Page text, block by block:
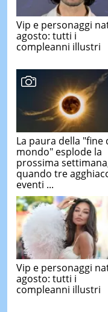
Vip e personaggi
agosto: tutti i
compleanni illustri
La paura della "fine
mondo" esplode la
prossima
quando tre
eventi ...
Vip e personaggi
agosto: tutti i
compleanni illustri